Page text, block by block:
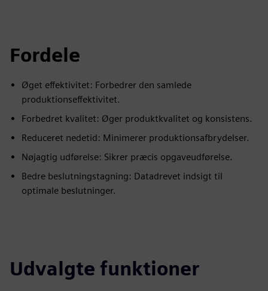
Fordele
Øget effektivitet: Forbedrer den samlede
produktionseffektivitet.
Forbedret kvalitet: Øger produktkvalitet og konsistens.
Reduceret nedetid: Minimerer produktionsafbrydelser.
Nøjagtig udførelse: Sikrer præcis opgaveudførelse.
Bedre beslutningstagning: Datadrevet indsigt til
optimale beslutninger.
Udvalgte funktioner